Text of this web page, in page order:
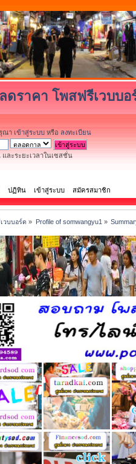
ดราคา โพสฟรีเวบบอ
ณา เข้าสู่ระบบ หรือ ลงทะเบียน
ละระยะเวลาในเซสชั่น
ปฏิทิน เข้าสู่ระบบ สมัครสมาชิก
วบบอร์ด » Profile of somwangyu1 »